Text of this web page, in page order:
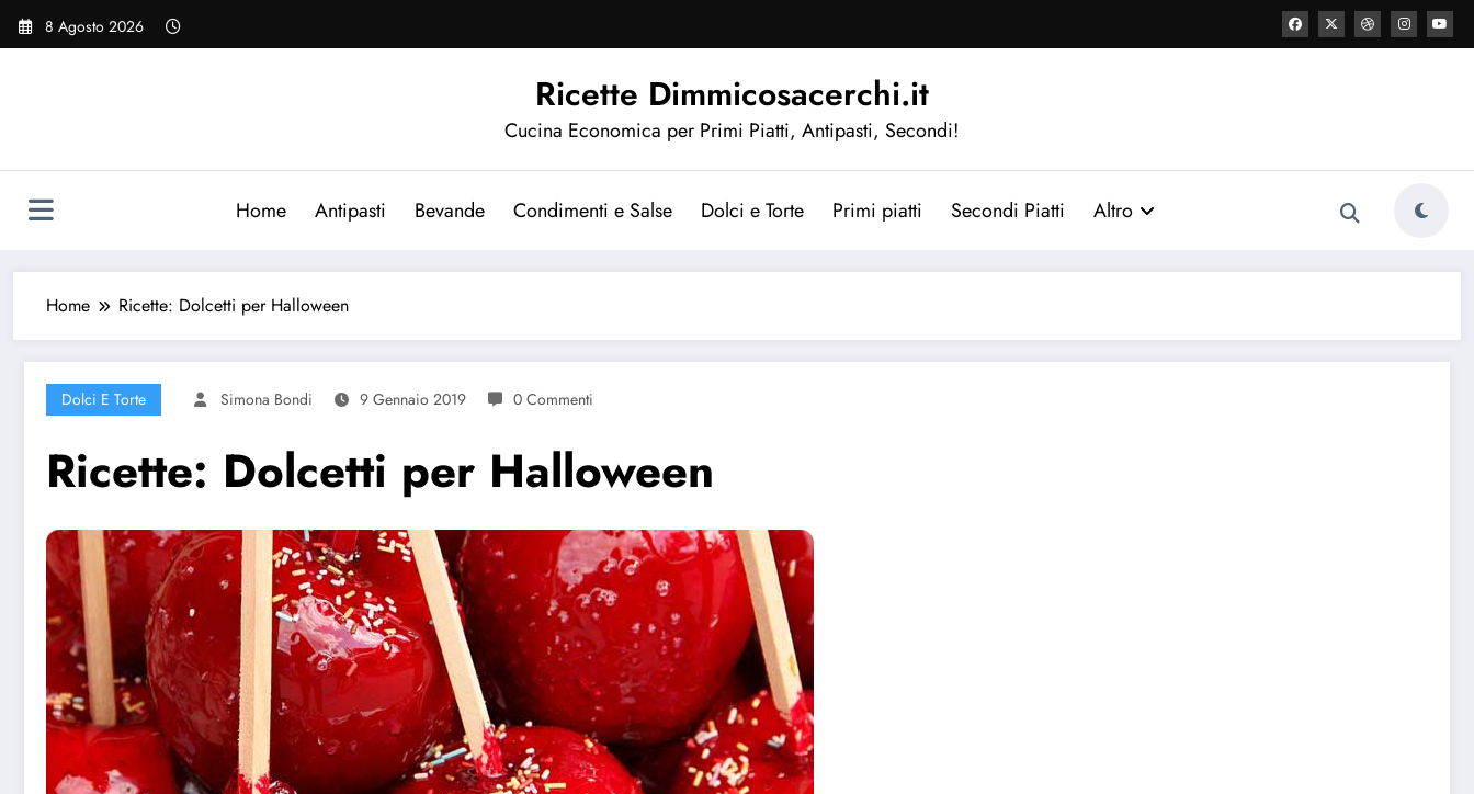
Vai
8 Agosto 2026
Ricette Dimmicosacerchi.it
Cucina Economica per Primi Piatti, Antipasti, Secondi!
Home Antipasti Bevande Condimenti e Salse Dolci e Torte Primi piatti Secondi Piatti Altro
Home Ricette: Dolcetti per Halloween
Dolci E Torte Simona Bondi 9 Gennaio 2019 0 Commenti
Ricette: Dolcetti per Halloween